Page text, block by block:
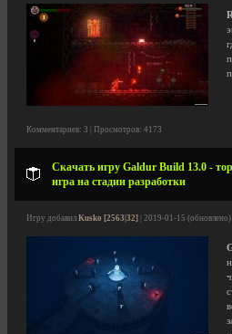
Комментариев: 3 | Просмотров: 4173
Скачать игру Galdur Build 13.0 -
игра на стадии разработки
Игру добавил Kusko [2563|32] | 2019-01-15 (обновлено) |